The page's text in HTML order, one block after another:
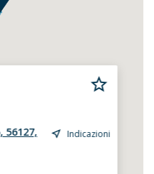
56127,
Indicazioni